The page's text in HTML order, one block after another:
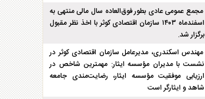
مجمع عمومی عادی بطور فوق‌العاده سال مالی منتهی به
اسفند‌ماه ۱۴۰۳ سازمان اقتصادی کوثر با اخذ نظر مقبول
برگزار شد.
مهندس اسکندری، مدیرعامل سازمان اقتصادی کوثر در
نشست با مدیران مؤسسه ایثار: مهمترین شاخص در
ارزیابی موفقیت مؤسسه ایثار، رضایت‌مندی جامعه
شاهد و ایثارگر است